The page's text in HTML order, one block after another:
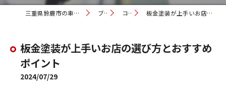
三重県鈴鹿市の車修理ならK2ファクトリー ブログ コラム 板金塗装が上手いお店の選び方とおすすめポイント
板金塗装が上手いお店の選び方とおすすめ
ポイント
2024/07/29